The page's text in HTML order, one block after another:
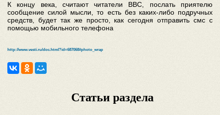
К концу века, считают читатели BBC, послать приятелю
сообщение силой мысли, то есть без каких-либо подручных
средств, будет так же просто, как сегодня отправить смс с
помощью мобильного телефона
http://www.vesti.ru/doc.html?id=687068#photo_wrap
Статьи раздела